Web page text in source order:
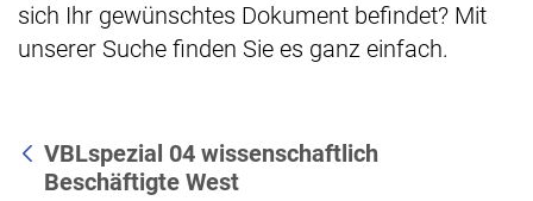
sich Ihr gewünschtes Dokument befindet? Mit
unserer Suche finden Sie es ganz einfach.
Zurück
VBLspezial 04 wissenschaftlich
Beschäftigte West